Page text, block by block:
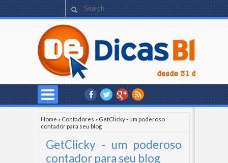
Home » Contadores » GetClicky - um poderoso
contador para seu blog
GetClicky - um poderoso
contador para seu blog